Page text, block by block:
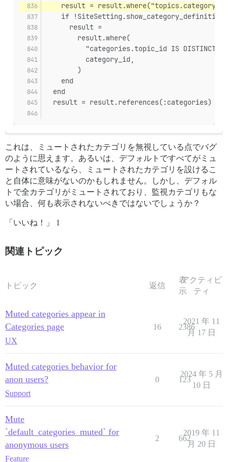
result =
if
      result =
        result.where(
"categories.topic_id IS DISTINCT
          category_id,
        )
    end
  end
  result = result.references(:categories)
これは、ミュートされたカテゴリを無視している点でバグ
のように思えます。あるいは、デフォルトですべてがミュ
ートされているなら、ミュートされたカテゴリを設けるこ
と自体に意味がないのかもしれません。しかし、デフォル
トで全カテゴリがミュートされており、監視カテゴリもな
い場合、何も表示されないべきではないでしょうか？
「いいね！」 1
関連トピック
トピック 返信
表
示
アクティビ
ティ
Muted categories appear in
Categories page
UX
16 2386
2021 年 11
月 17 日
Muted categories behavior for
anon users?
Support
0 123
2024 年 5 月
10 日
Mute
`default_categories_muted` for
anonymous users
Feature
2 662
2019 年 11
月 20 日